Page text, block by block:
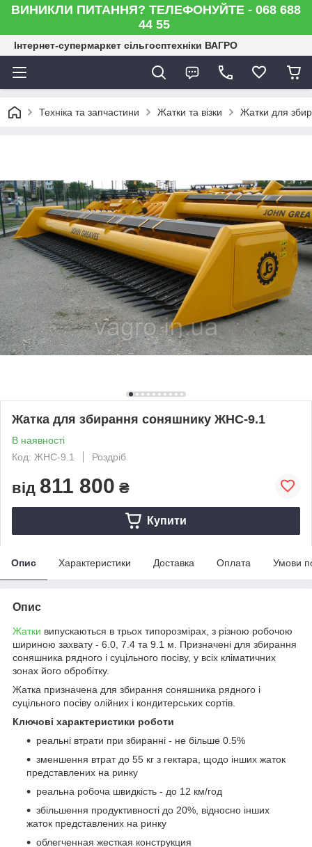
ВИНИКЛИ ПИТАННЯ? ТЕЛЕФОНУЙТЕ - 068 688
44 55
Інтернет-супермаркет сільгосптехніки ВАГРО
Техніка та запчастини Жатки та візки Жатки для
Жатка для збирання соняшнику ЖНС-9.1
В наявності
Код: ЖНС-9.1
Роздріб
від 811 800 ₴
Купити
Опис Характеристики Доставка Оплата Умови
Опис
Жатки випускаються в трьох типорозмірах, з різною робочою
шириною захвату - 6.0, 7.4 та 9.1 м. Призначені для збирання
соняшника рядного і суцільного посіву, у всіх кліматичних
зонах його обробітку.
Жатка призначена для збирання соняшника рядного і
суцільного посіву олійних і кондитерських сортів.
Ключові характеристики роботи
реальні втрати при збиранні - не більше 0.5%
зменшення втрат до 55 кг з гектара, щодо інших жаток
представлених на ринку
реальна робоча швидкість - до 12 км/год
збільшення продуктивності до 20%, відносно інших
жаток представлених на ринку
облегченная жесткая конструкция